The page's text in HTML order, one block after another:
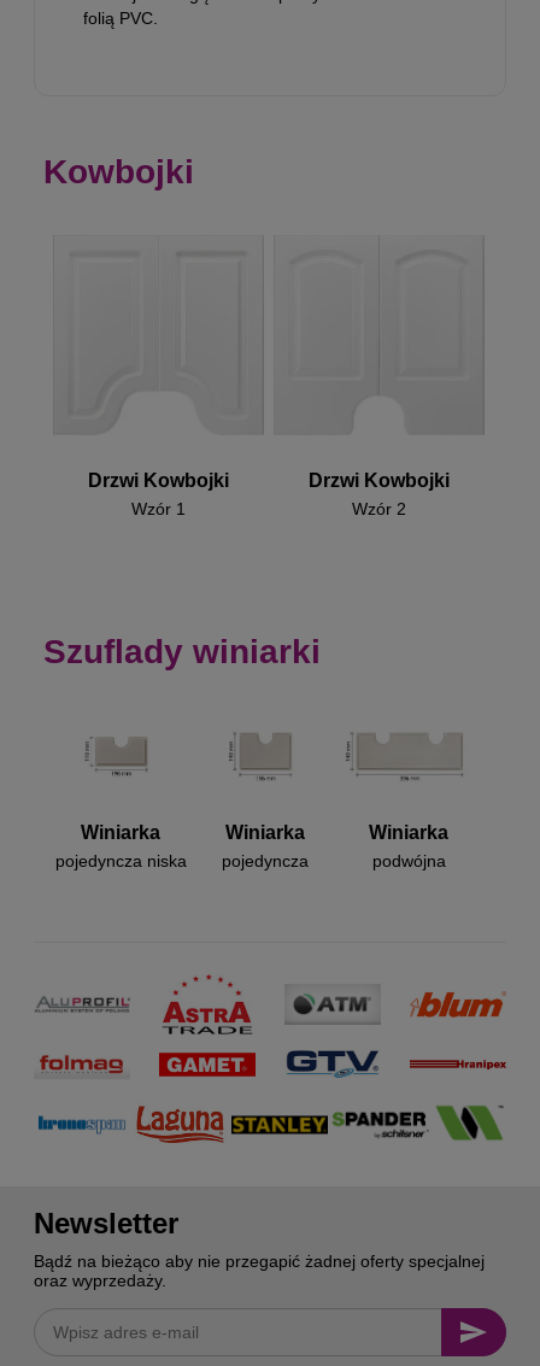
folią PVC.
Kowbojki
Drzwi Kowbojki
Wzór 1
Drzwi Kowbojki
Wzór 2
Szuflady winiarki
Winiarka
pojedyncza niska
Winiarka
pojedyncza
Winiarka
podwójna
Newsletter
Bądź na bieżąco aby nie przegapić żadnej oferty specjalnej
oraz wyprzedaży.